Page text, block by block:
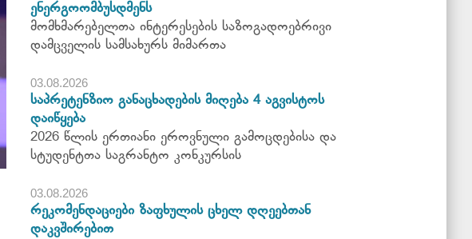
ენერგოომბუსდმენს
მომხმარებელთა ინტერესების საზოგადოებრივი
დამცველის სამსახურს მიმართა
03.08.2026
საპრეტენზიო განაცხადების მიღება 4 აგვისტოს
დაიწყება
2026 წლის ერთიანი ეროვნული გამოცდებისა და
სტუდენტთა საგრანტო კონკურსის
03.08.2026
რეკომენდაციები ზაფხულის ცხელ დღეებთან
დაკვშირებით